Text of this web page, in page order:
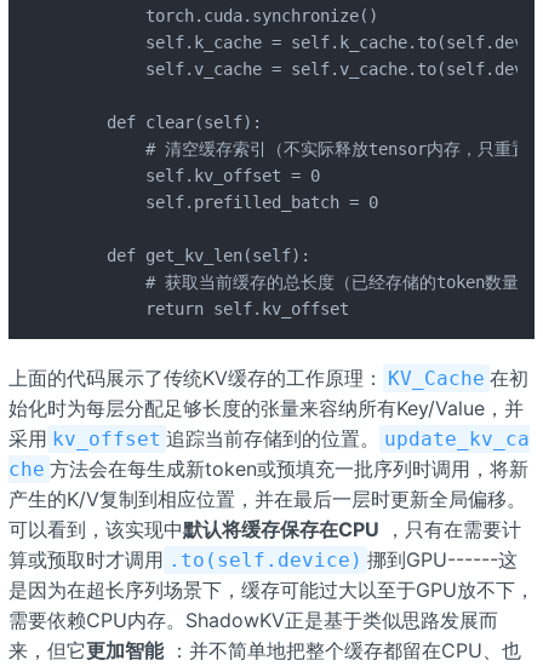
        torch.cuda.synchronize()
self.k_cache =
self.v_cache =
    def clear(self):
# 清空缓存索引（不实际释放tensor内存，只重置
        self.kv_offset = 0
        self.prefilled_batch = 0
    def get_kv_len(self):
        # 获取当前缓存的总长度（已经存储的token数量）
        return self.kv_offset
上面的代码展示了传统KV缓存的工作原理： KV_Cache 在初
始化时为每层分配足够长度的张量来容纳所有Key/Value，并
采用 kv_offset 追踪当前存储到的位置。
update_kv_ca
che 方法会在每生成新token或预填充一批序列时调用，将新
产生的K/V复制到相应位置，并在最后一层时更新全局偏移。
可以看到，该实现中默认将缓存保存在CPU ，只有在需要计
算或预取时才调用 .to(self.device) 挪到GPU------这
是因为在超长序列场景下，缓存可能过大以至于GPU放不下，
需要依赖CPU内存。ShadowKV正是基于类似思路发展而
来，但它更加智能：并不简单地把整个缓存都留在CPU、也